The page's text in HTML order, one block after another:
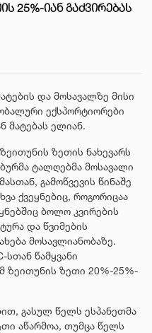
25%-ᲘᲐᲜ ᲒᲐᲫᲕᲘᲠᲔᲑᲐᲡ
და მოსავალზე მისი
ექსპორტიორები
მატებას ელიან.
ზეთის ნახევარს
ტალღებმა მოსავალი
გამოწვევის წინაშე
ქვეყნებიც, როგორიცაა
ბოლო კვირების
და წვიმების
მოსავლიანობაზე.
სთან წამყვანი
ზეითუნის ზეთი 20%-25%-
გასულ წელს ესპანეთმა
აწარმოა, თუმცა წელს